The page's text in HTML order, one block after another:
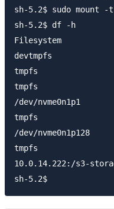
sh-5.2$ sudo mount
sh-5.2$ df -h
Filesystem
devtmpfs
tmpfs
tmpfs
/dev/nvme0n1p1
tmpfs
/dev/
tmpfs
10.0.14.222:/s3-